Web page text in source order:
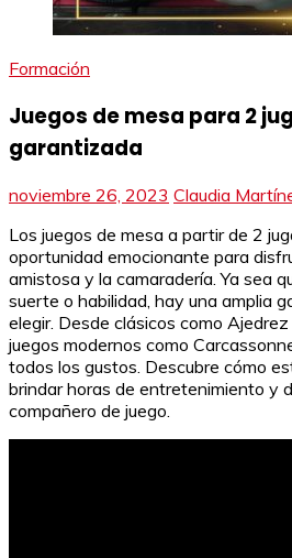
Formación
Juegos de mesa para 2
garantizada
noviembre 26, 2023 Claudia
Los juegos de mesa a partir de 2
oportunidad emocionante para
amistosa y la camaradería. Ya sea
suerte o habilidad, hay una amplia
elegir. Desde clásicos como
juegos modernos como
todos los gustos. Descubre cómo
brindar horas de entretenimiento y
compañero de juego.